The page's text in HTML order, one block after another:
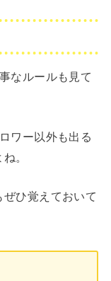
なルールも見て
ワー以外も出る
。
ひ覚えておいて